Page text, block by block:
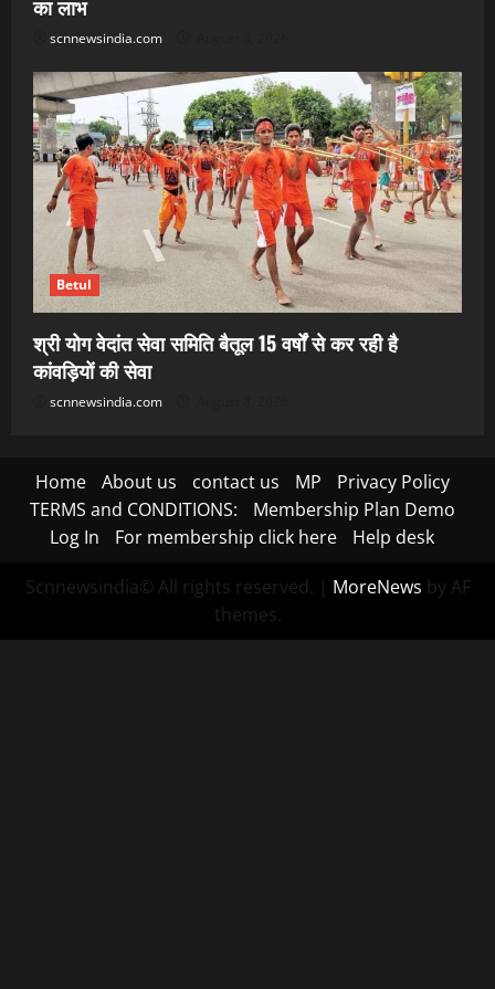
का लाभ
scnnewsindia.com
Betul
श्री योग वेदांत सेवा समिति बैतूल 15 वर्षों से कर रही है
कांवड़ियों की सेवा
scnnewsindia.com
Home About us contact us MP
Privacy Policy
TERMS and CONDITIONS:
Membership Plan Demo
Log In
For membership click here Help desk
Scnnewsindia© All rights reserved. | MoreNews by AF
themes.